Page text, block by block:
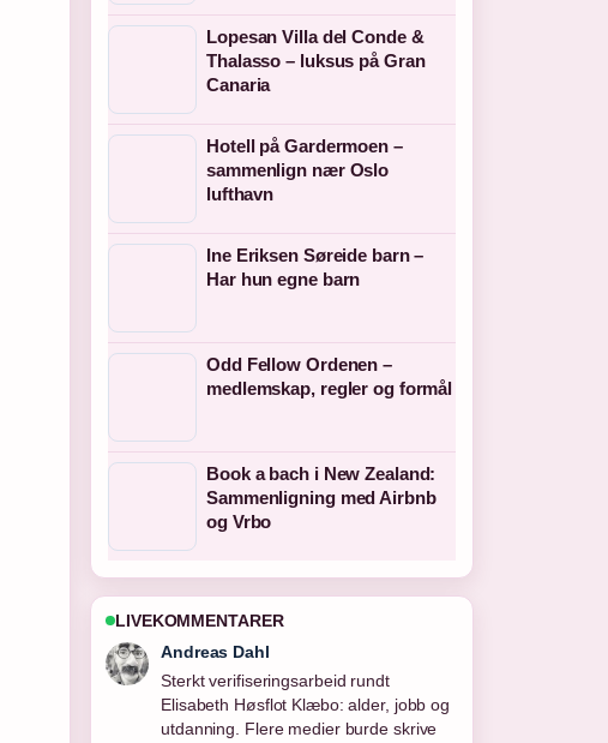
Lopesan Villa del Conde &
Thalasso – luksus på Gran
Canaria
Hotell på Gardermoen –
sammenlign nær Oslo
lufthavn
Ine Eriksen Søreide barn –
Har hun egne barn
Odd Fellow Ordenen –
medlemskap, regler og formål
Book a bach i New Zealand:
Sammenligning med Airbnb
og Vrbo
LIVEKOMMENTARER
Sara Lind
God gjennomgang av Det angår også
deg – handling og.... Dette er den
klarest oppsummeringen i dag.